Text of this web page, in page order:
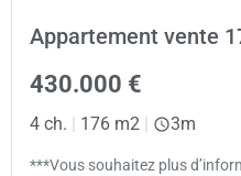
Appartement vente
430.000 €
4 ch. 176 m2 3m
***Vous souhaitez plus